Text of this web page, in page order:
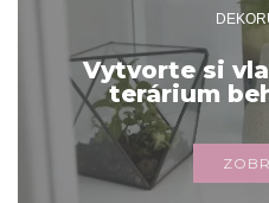
Vytvorte si
terárium